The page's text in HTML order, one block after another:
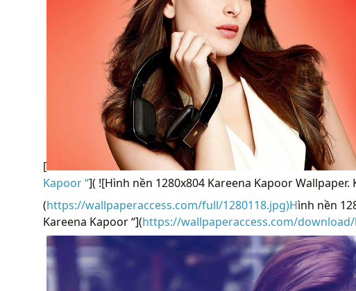
[
Kapoor “]( ![Hình nền 1280x804 Kareena Kapoor Wallpaper.
(https://wallpaperaccess.com/full/1280118.jpg)Hình nền
Kareena Kapoor “](https://wallpaperaccess.com/